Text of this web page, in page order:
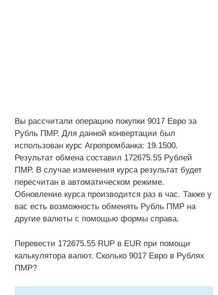
Вы рассчитали операцию покупки 9017 Евро за
Рубль ПМР. Для данной конвертации был
использован курс Агропромбанка: 19.1500.
Результат обмена составил 172675.55 Рублей
ПМР. В случае изменения курса результат будет
пересчитан в автоматическом режиме.
Обновление курса производится раз в час. Также у
вас есть возможность обменять Рубль ПМР на
другие валюты с помощью формы справа.
Перевести 172675.55 RUP в EUR при помощи
калькулятора валют. Сколько 9017 Евро в Рублях
ПМР?